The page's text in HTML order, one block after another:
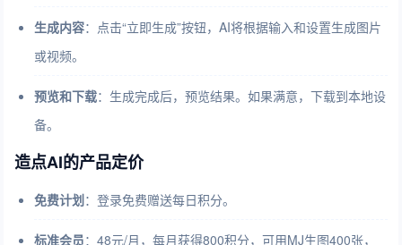
生成内容：点击“立即生成”按钮，AI将根据输入和设置生成图片
或视频。
预览和下载：生成完成后，预览结果。如果满意，下载到本地设
备。
造点AI的产品定价
免费计划：登录免费赠送每日积分。
标准会员：48元/月，每月获得800积分，可用MJ生图400张，